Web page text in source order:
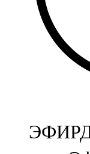
Баулы
107,5
Биләр
Болгар
106,0